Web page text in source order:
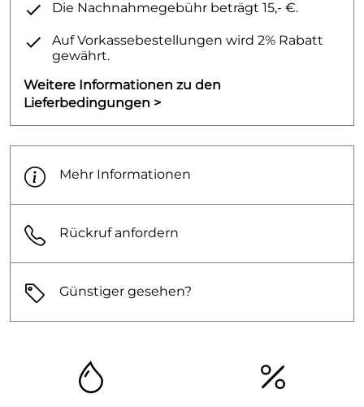
Die Nachnahmegebühr beträgt 15,- €.
Auf Vorkassebestellungen wird 2% Rabatt
gewährt.
Weitere Informationen zu den
Lieferbedingungen >
Mehr Informationen
Rückruf anfordern
Günstiger gesehen?